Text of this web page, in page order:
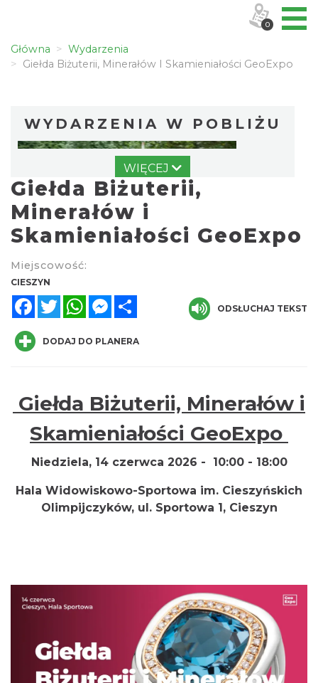
Główna
Wydarzenia
Giełda Biżuterii, Minerałów I Skamieniałości GeoExpo
WYDARZENIA W POBLIŻU
Dzięgielów
2.58 km
Wieczór uwielbienia w jedności na
Mołczynie
2026-08-22
2.94 km
Cieszyn
2026-08-09
WIĘCEJ
Giełda Biżuterii,
Minerałów i
Skamieniałości GeoExpo
Miejscowość:
CIESZYN
FacebookTwitterWhatsAppMessenger
ODSŁUCHAJ TEKST
DODAJ DO PLANERA
Giełda Biżuterii, Minerałów i
Skamieniałości GeoExpo
Niedziela, 14 czerwca 2026 - 10:00 - 18:00
Hala Widowiskowo-Sportowa im. Cieszyńskich
Olimpijczyków, ul. Sportowa 1, Cieszyn
0